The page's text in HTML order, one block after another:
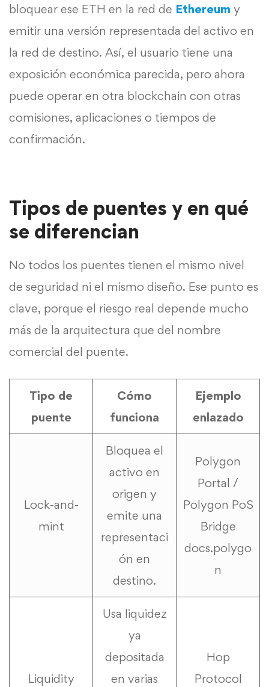
bloquear ese ETH en la red de Ethereum y
emitir una versión representada del activo en
la red de destino. Así, el usuario tiene una
exposición económica parecida, pero ahora
puede operar en otra blockchain con otras
comisiones, aplicaciones o tiempos de
confirmación.
Tipos de puentes y en qué
se diferencian
No todos los puentes tienen el mismo nivel
de seguridad ni el mismo diseño. Ese punto es
clave, porque el riesgo real depende mucho
más de la arquitectura que del nombre
comercial del puente.
Tipo de
puente
Cómo
funciona
Ejemplo
enlazado
Lock-and-
mint
Bloquea el
activo en
origen y
emite una
representaci
ón en
destino.
Polygon
Portal /
Polygon PoS
Bridge
docs.polygo
n
Liquidity
Usa liquidez
ya
depositada
en varias
Hop
Protocol